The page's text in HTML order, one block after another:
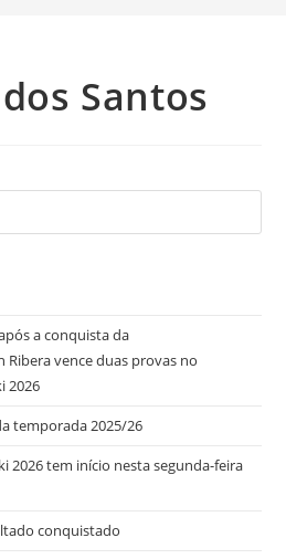
Santos
a conquista da
Ribera vence duas provas no
2026
temporada 2025/26
2026 tem início nesta segunda-feira
conquistado